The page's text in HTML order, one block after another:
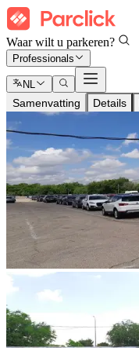
Waar wilt u parkeren?
Professionals
NL
Samenvatting Details